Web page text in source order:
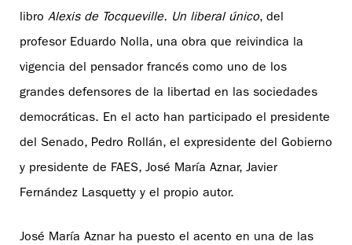
libro Alexis de Tocqueville. Un liberal único, del
profesor Eduardo Nolla, una obra que reivindica la
vigencia del pensador francés como uno de los
grandes defensores de la libertad en las sociedades
democráticas. En el acto han participado el presidente
del Senado, Pedro Rollán, el expresidente del Gobierno
y presidente de FAES, José María Aznar, Javier
Fernández Lasquetty y el propio autor.
José María Aznar ha puesto el acento en una de las